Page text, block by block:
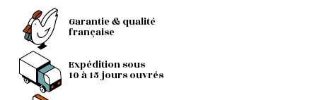
Garantie & qualité
française
Expédition sous
10 à 15 jours ouvrés